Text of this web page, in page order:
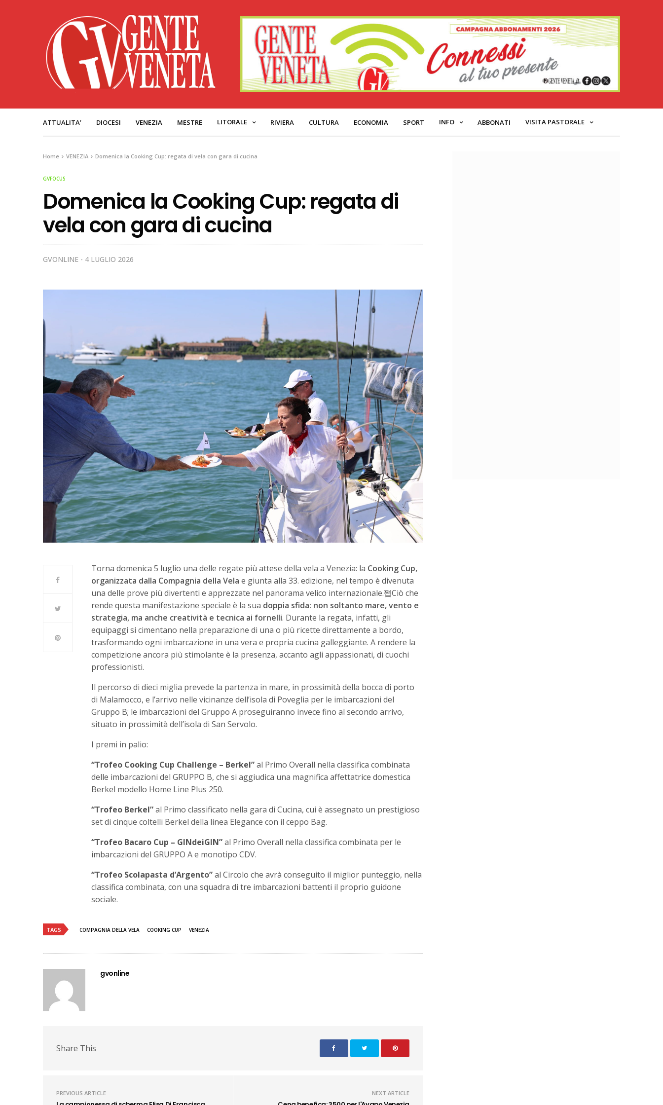
ATTUALITA’ DIOCESI VENEZIA MESTRE LITORALE RIVIERA CULTURA ECONOMIA SPORT INFO ABBONATI VISITA PASTORALE
Home VENEZIA Domenica la Cooking Cup: regata di vela con gara di cucina
GVFOCUS
Domenica la Cooking Cup: regata di
vela con gara di cucina
GVONLINE 4 LUGLIO 2026
Torna domenica 5 luglio una delle regate più attese della vela a Venezia: la Cooking Cup,
organizzata dalla Compagnia della Vela e giunta alla 33. edizione, nel tempo è divenuta
una delle prove più divertenti e apprezzate nel panorama velico internazionale.쩁Ciò che
rende questa manifestazione speciale è la sua doppia sfida: non soltanto mare, vento e
strategia, ma anche creatività e tecnica ai fornelli. Durante la regata, infatti, gli
equipaggi si cimentano nella preparazione di una o più ricette direttamente a bordo,
trasformando ogni imbarcazione in una vera e propria cucina galleggiante. A rendere la
competizione ancora più stimolante è la presenza, accanto agli appassionati, di cuochi
professionisti.
Il percorso di dieci miglia prevede la partenza in mare, in prossimità della bocca di porto
di Malamocco, e l’arrivo nelle vicinanze dell’isola di Poveglia per le imbarcazioni del
Gruppo B; le imbarcazioni del Gruppo A proseguiranno invece fino al secondo arrivo,
situato in prossimità dell’isola di San Servolo.
I premi in palio:
“Trofeo Cooking Cup Challenge – Berkel”al Primo Overall nella classifica combinata
delle imbarcazioni del GRUPPO B, che si aggiudica una magnifica affettatrice domestica
Berkel modello Home Line Plus 250.
“Trofeo Berkel”al Primo classificato nella gara di Cucina, cui è assegnato un prestigioso
set di cinque coltelli Berkel della linea Elegance con il ceppo Bag.
“Trofeo Bacaro Cup – GINdeiGIN”al Primo Overall nella classifica combinata per le
imbarcazioni del GRUPPO A e monotipo CDV.
“Trofeo Scolapasta d’Argento”al Circolo che avrà conseguito il miglior punteggio, nella
classifica combinata, con una squadra di tre imbarcazioni battenti il proprio guidone
sociale.
TAGS COMPAGNIA DELLA VELA COOKING CUP VENEZIA
gvonline
Share This
PREVIOUS ARTICLE NEXT ARTICLE